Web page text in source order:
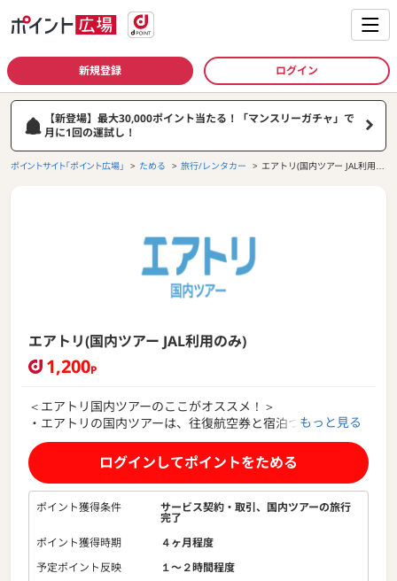
新規登録 ログイン
【新登場】最大30,000ポイント当たる！「マンスリーガチャ」で
月に1回の運試し！
ポイントサイト「ポイント広場」 ためる 旅行/レンタカー
エアトリ(国内ツアー JAL利用の
エアトリ(国内ツアー JAL利用のみ)
1,200P
＜エアトリ国内ツアーのここがオススメ！＞
・エアトリの国内ツアーは、往復航空券と宿泊つきのパッケ
ージツアーです。
・ホテルも人気の沖縄リゾートホテルや北海道スキーリゾー
トをご用意
・価格重視の方に向けた格安パックから、ビジネスパックま
で全国発7,000コース以上をお取り扱いしています。
国内旅行ならエアトリにお任せください。
もっと見る
ログインしてポイントをためる
ポイント獲得条件 サービス契約・取引、国内ツアーの旅行
完了
ポイント獲得時期
４ヶ月程度
予定ポイント反映
１〜２時間程度